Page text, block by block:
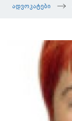
ადვოკატები